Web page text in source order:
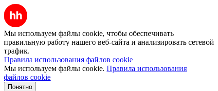
Мы используем файлы cookie, чтобы обеспечивать
правильную работу нашего веб-сайта и анализировать сетевой
трафик.
Правила использования файлов cookie
Мы используем файлы cookie. Правила использования
файлов cookie
Понятно